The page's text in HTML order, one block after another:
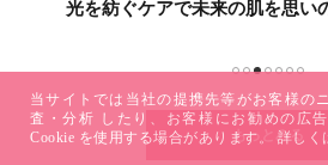
光を紡ぐケアで未来の肌を思い
もっとみる
当サイトでは当社の提携先等がお客様の
査・分析 したり、お客様にお勧めの広
Cookie を使用する場合があります。 詳しく